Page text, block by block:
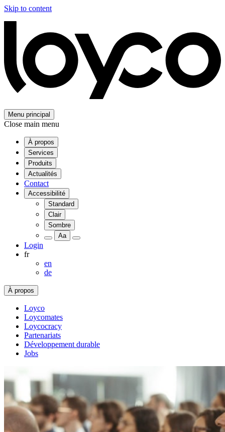
Skip to content
Menu principal
Close main menu
À propos
Services
Produits
Actualités
Contact
Accessibilité
Standard
Clair
Sombre
Aa
Login
fr
en
de
À propos
Loyco
Loycomates
Loycocracy
Partenariats
Développement durable
Jobs